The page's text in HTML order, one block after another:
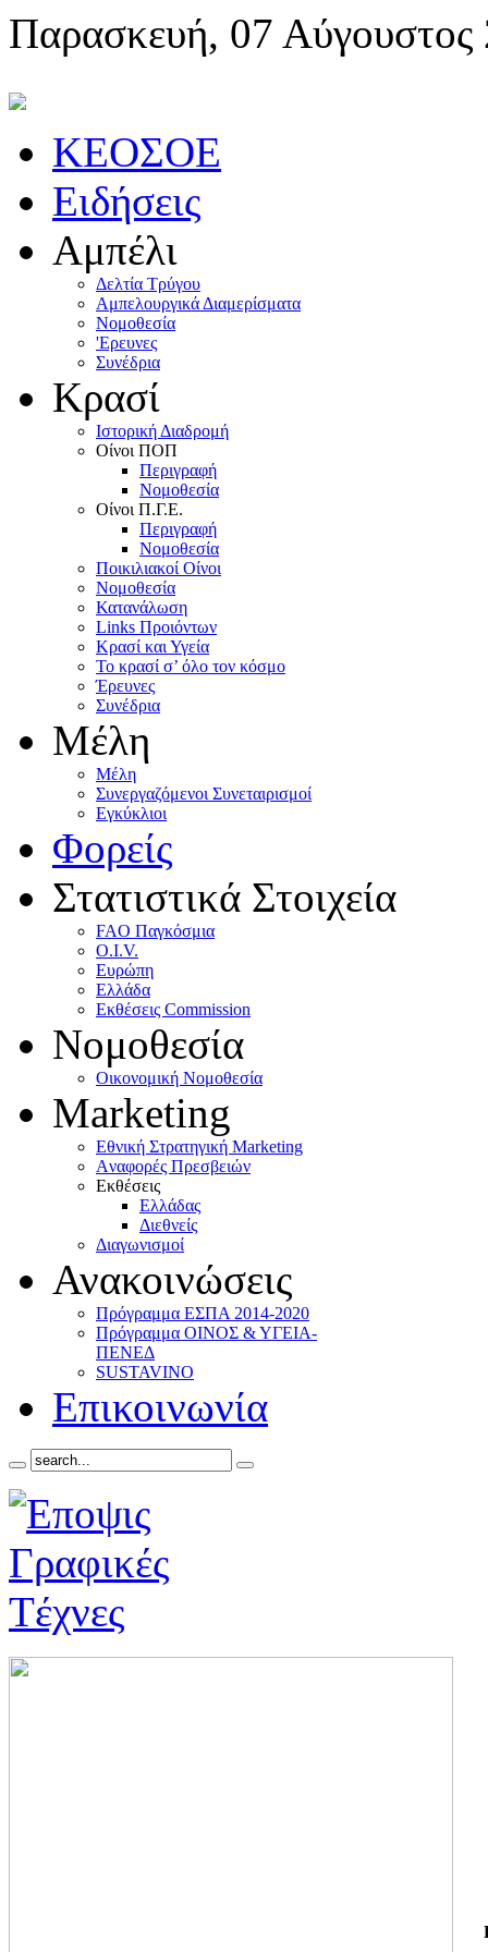
Παρασκευή, 07 Αύγουστος
KEOΣOE
Ειδήσεις
Αμπέλι
Δελτία Τρύγου
Αμπελουργικά Διαμερίσματα
Nομοθεσία
'Eρευνες
Συνέδρια
Κρασί
Iστορική Διαδρομή
Oίνοι ΠOΠ
Περιγραφή
Nομοθεσία
Oίνοι Π.Γ.E.
Περιγραφή
Νομοθεσία
Ποικιλιακοί Oίνοι
Nομοθεσία
Κατανάλωση
Links Προιόντων
Κρασί και Υγεία
To κρασί σ’ όλο τον κόσμο
Έρευνες
Συνέδρια
Μέλη
Mέλη
Συνεργαζόμενοι Συνεταιρισμοί
Εγκύκλιοι
Φορείς
Στατιστικά Στοιχεία
FAO Παγκόσμια
O.I.V.
Ευρώπη
Ελλάδα
Eκθέσεις Commission
Νομοθεσία
Οικονομική Νομοθεσία
Marketing
Eθνική Στρατηγική Marketing
Aναφορές Πρεσβειών
Eκθέσεις
Eλλάδας
Διεθνείς
Διαγωνισμοί
Ανακοινώσεις
Πρόγραμμα ΕΣΠΑ 2014-2020
Πρόγραμμα ΟΙΝΟΣ & ΥΓΕΙΑ-
ΠΕΝΕΔ
SUSTAVINO
Επικοινωνία